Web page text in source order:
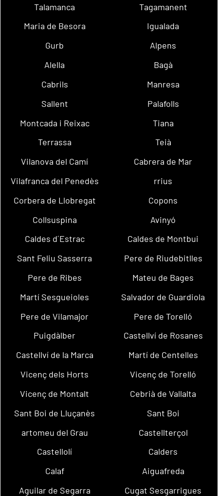
Talamanca
Tagamanent
Maria de Besora
Igualada
Gurb
Alpens
Alella
Bagà
Cabrils
Manresa
Sallent
Palafolls
Montcada i Reixac
Tiana
Terrassa
Teià
Vilanova del Camí
Cabrera de Mar
Vilafranca del Penedès
rrius
Corbera de Llobregat
Copons
Collsuspina
Avinyó
Caldes d´Estrac
Caldes de Montbui
Sant Feliu Sasserra
Pere de Riudebitlles
Pere de Ribes
Mateu de Bages
Martí Sesgueioles
Salvador de Guardiola
Pere de Vilamajor
Pere de Torelló
Puigdàlber
Castellví de Rosanes
Castellví de la Marca
Martí de Centelles
Vicenç dels Horts
Vicenç de Torelló
Vicenç de Montalt
Cebrià de Vallalta
Sant Boi de Lluçanès
Sant Boi
artomeu del Grau
Castellterçol
Castellolí
Calders
Calaf
Aiguafreda
Aguilar de Segarra
Cugat Sesgarrigues